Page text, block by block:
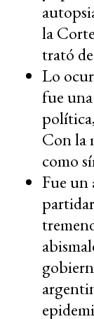
la
trató
Lo
fue
Con la
como
Fue un